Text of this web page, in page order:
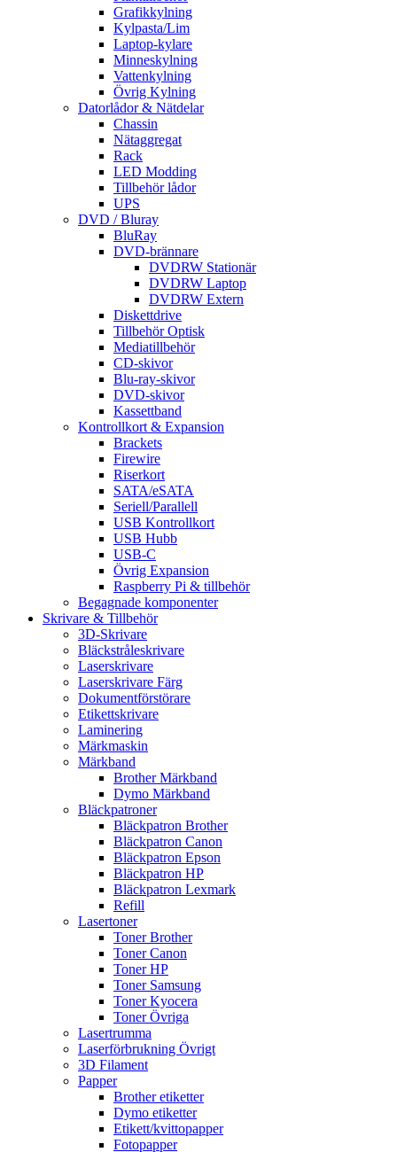
Grafikkylning
Kylpasta/Lim
Laptop-kylare
Minneskylning
Vattenkylning
Övrig Kylning
Datorlådor & Nätdelar
Chassin
Nätaggregat
Rack
LED Modding
Tillbehör lådor
UPS
DVD / Bluray
BluRay
DVD-brännare
DVDRW Stationär
DVDRW Laptop
DVDRW Extern
Diskettdrive
Tillbehör Optisk
Mediatillbehör
CD-skivor
Blu-ray-skivor
DVD-skivor
Kassettband
Kontrollkort & Expansion
Brackets
Firewire
Riserkort
SATA/eSATA
Seriell/Parallell
USB Kontrollkort
USB Hubb
USB-C
Övrig Expansion
Raspberry Pi & tillbehör
Begagnade komponenter
Skrivare & Tillbehör
3D-Skrivare
Bläckstråleskrivare
Laserskrivare
Laserskrivare Färg
Dokumentförstörare
Etikettskrivare
Laminering
Märkmaskin
Märkband
Brother Märkband
Dymo Märkband
Bläckpatroner
Bläckpatron Brother
Bläckpatron Canon
Bläckpatron Epson
Bläckpatron HP
Bläckpatron Lexmark
Refill
Lasertoner
Toner Brother
Toner Canon
Toner HP
Toner Samsung
Toner Kyocera
Toner Övriga
Lasertrumma
Laserförbrukning Övrigt
3D Filament
Papper
Brother etiketter
Dymo etiketter
Etikett/kvittopapper
Fotopapper